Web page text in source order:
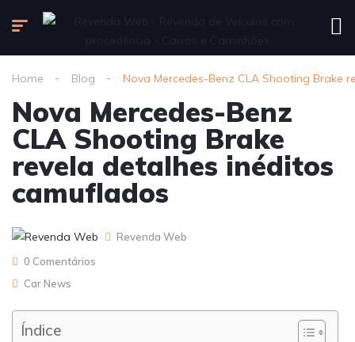
Home Blog Nova Mercedes-Benz CLA Shooting Brake
Nova Mercedes-Benz
CLA Shooting Brake
revela detalhes inéditos
camuflados
Revenda Web
0 Comentários
Car News
Índice